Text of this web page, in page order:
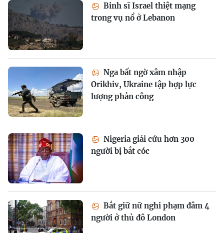
Binh sĩ Israel thiệt mạng
trong vụ nổ ở Lebanon
Nga bất ngờ xâm nhập
Orikhiv, Ukraine tập hợp lực
lượng phản công
Nigeria giải cứu hơn 300
người bị bắt cóc
Bắt giữ nữ nghi phạm đâm 4
người ở thủ đô London